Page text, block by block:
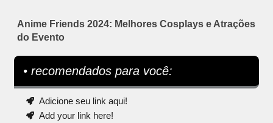
Anime Friends 2024: Melhores Cosplays e Atrações
do Evento
• recomendados para você:
Adicione seu link aqui!
Add your link here!